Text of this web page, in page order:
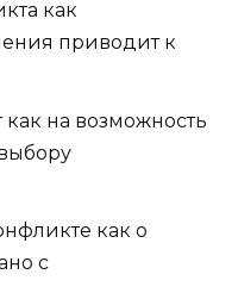
как
приводит к
на возможность
как о
с